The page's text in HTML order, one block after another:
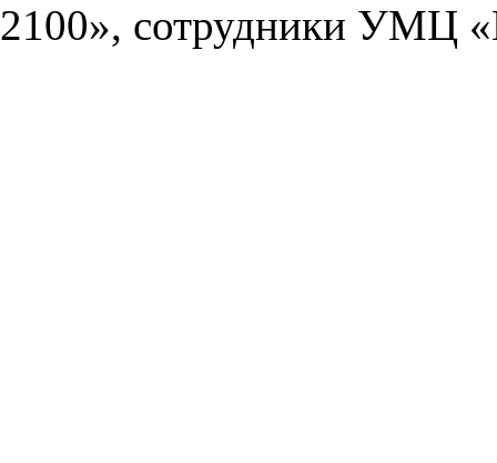
2100», сотрудники УМЦ